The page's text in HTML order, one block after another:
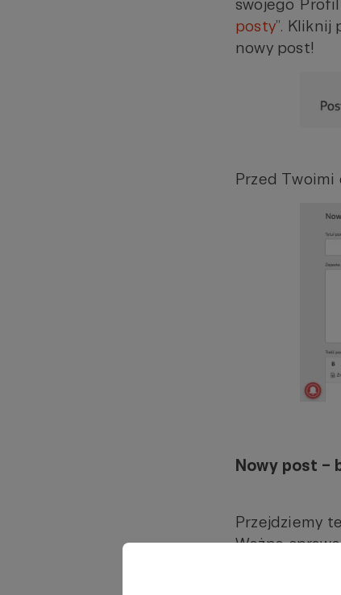
swojego
posty”.
nowy post!
Przed Twoimi
Nowy post –
Przejdziemy
Ważna